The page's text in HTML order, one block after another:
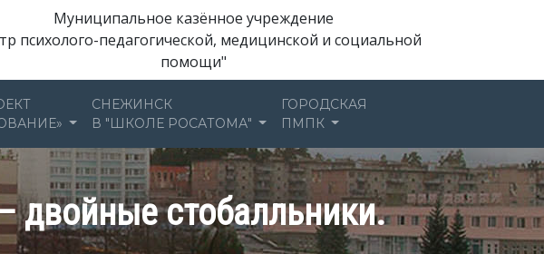
Муниципальное казённое учреждение
психолого-педагогической, медицинской и социальной
помощи"
СНЕЖИНСК
В "ШКОЛЕ РОСАТОМА"
ГОРОДСКАЯ
ПМПК
стобалльники.